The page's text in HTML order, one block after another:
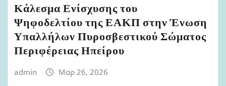
Κάλεσμα Ενίσχυσης του
Ψηφοδελτίου της ΕΑΚΠ στην Ένωση
Υπαλλήλων Πυροσβεστικού Σώματος
Περιφέρειας Ηπείρου
admin Μαρ 26, 2026